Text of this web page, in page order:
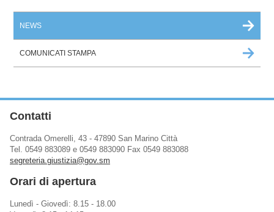
NEWS
COMUNICATI STAMPA
Contatti
Contrada Omerelli, 43 - 47890 San Marino Città
Tel. 0549 883089 e 0549 883090 Fax 0549 883088
segreteria.giustizia@gov.sm
Orari di apertura
Lunedì - Giovedì: 8.15 - 18.00